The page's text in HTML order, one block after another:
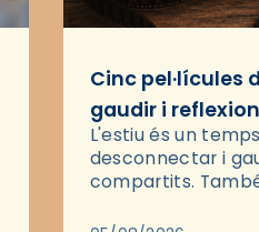
Cinc pel·lícules
gaudir i
L'estiu és un
desconnectar i
compartits.